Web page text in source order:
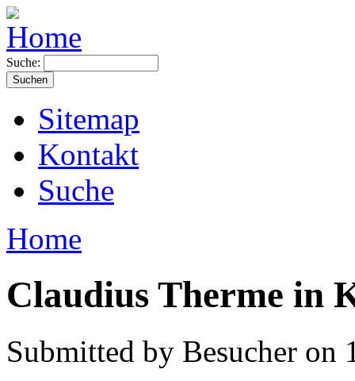
Suche:
Sitemap
Kontakt
Suche
Home
Claudius Therme in
Submitted by Besucher on